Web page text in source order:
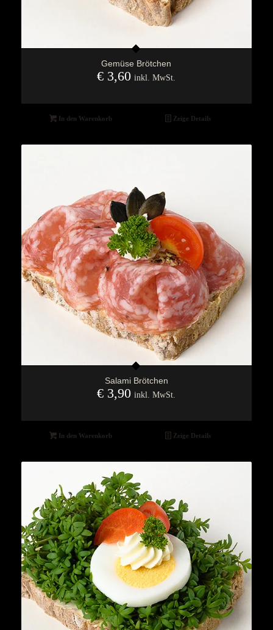
Gemüse Brötchen
€ 3,60 inkl. MwSt.
In den Warenkorb Zeige Details
Salami Brötchen
€ 3,90 inkl. MwSt.
In den Warenkorb Zeige Details